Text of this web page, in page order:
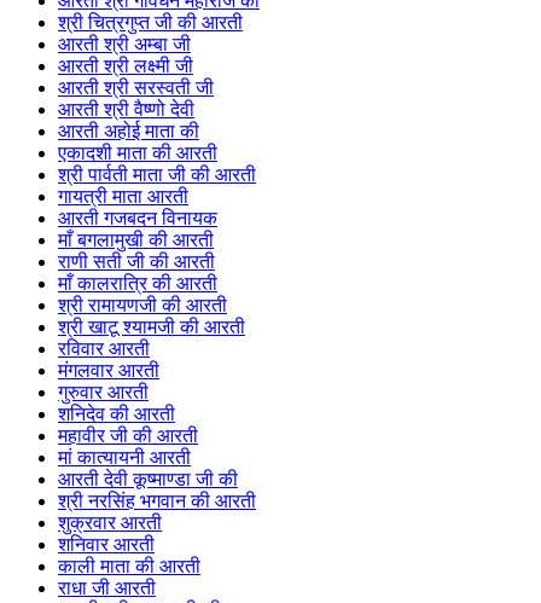
श्री चित्रगुप्त जी की आरती
आरती श्री अम्बा जी
आरती श्री लक्ष्मी जी
आरती श्री सरस्वती जी
आरती श्री वैष्णो देवी
आरती अहोई माता की
एकादशी माता की आरती
श्री पार्वती माता जी की आरती
गायत्री माता आरती
आरती गजबदन विनायक
माँ बगलामुखी की आरती
राणी सती जी की आरती
माँ कालरात्रि की आरती
श्री रामायणजी की आरती
श्री खाटू श्यामजी की आरती
रविवार आरती
मंगलवार आरती
गुरुवार आरती
शनिदेव की आरती
महावीर जी की आरती
मां कात्यायनी आरती
आरती देवी कूष्माण्डा जी की
श्री नरसिंह भगवान की आरती
शुक्रवार आरती
शनिवार आरती
काली माता की आरती
राधा जी आरती